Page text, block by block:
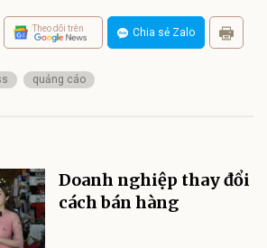
Theo dõi trên Chia sẻ Zalo
quảng cáo
Doanh nghiệp thay đổi
cách bán hàng